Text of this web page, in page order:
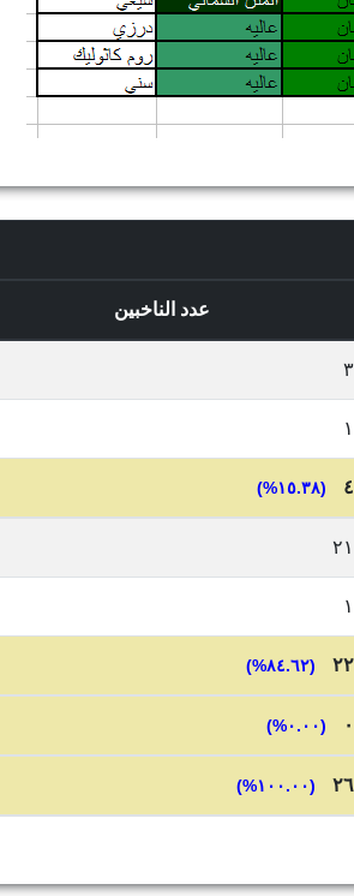
عدد الناخبين
٣
١
٤ (١٥.٣٨%)
٢١
١
٢٢ (٨٤.٦٢%)
٠ (٠.٠٠%)
٢٦ (١٠٠.٠٠%)